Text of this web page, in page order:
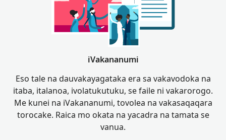
iVakananumi
Eso tale na dauvakayagataka era sa vakavodoka na
itaba, italanoa, ivolatukutuku, se faile ni vakarorogo.
Me kunei na iVakananumi, tovolea na vakasaqaqara
torocake. Raica mo okata na yacadra na tamata se
vanua.